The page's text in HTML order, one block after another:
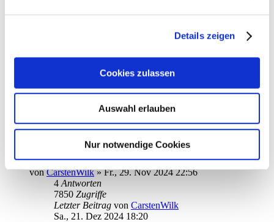
Details zeigen
Cookies zulassen
Auswahl erlauben
Nur notwendige Cookies
vongspas»Fr., 20. Dez 2024 09:27
Antworten
Letzter Beitragvongspas
Sa., 21. Dez 2024 20:27
Kreditkarten Abfrage - keine Dokumentenordner gefunden
vonCarstenWilk»Fr., 29. Nov 2024 22:56
4 Antworten
7850 Zugriffe
Letzter Beitrag von CarstenWilk
Sa., 21. Dez 2024 18:20